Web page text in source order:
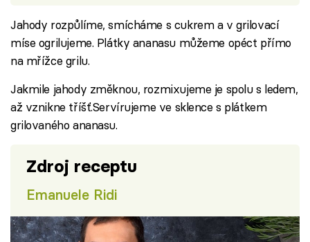
Jahody rozpůlíme, smícháme s cukrem a v grilovací
míse ogrilujeme. Plátky ananasu můžeme opéct přímo
na mřížce grilu.
Jakmile jahody změknou, rozmixujeme je spolu s ledem,
až vznikne tříšť.Servírujeme ve sklence s plátkem
grilovaného ananasu.
Zdroj receptu
Emanuele Ridi